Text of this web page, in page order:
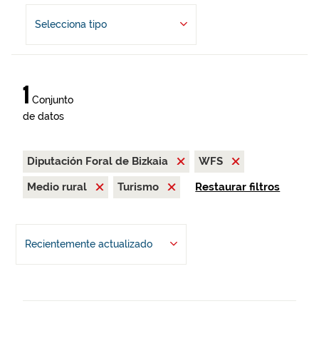
Selecciona tipo
1 Conjunto
de datos
Diputación Foral de Bizkaia
WFS
Medio rural
Turismo Restaurar filtros
Recientemente actualizado